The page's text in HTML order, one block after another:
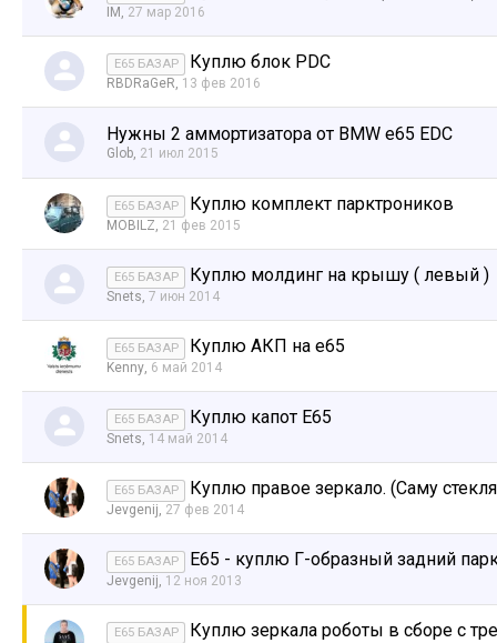
IM , 27 мар 2016
E65 БАЗАР Куплю блок PDC
RBDRaGeR, 13 фев 2016
Нужны 2 аммортизатора от BMW e65 EDC
Glob, 21 июл 2015
E65 БАЗАР Куплю комплект парктроников
MOBILZ, 21 фев 2015
E65 БАЗАР Куплю молдинг на крышу ( левый )
Snets, 7 июн 2014
E65 БАЗАР Куплю АКП на е65
Kenny, 6 май 2014
E65 БАЗАР Куплю капот E65
Snets, 14 май 2014
E65 БАЗАР Куплю правое зеркало. (Саму
Jevgenij, 27 фев 2014
E65 БАЗАР Е65 - куплю Г-образный задний
Jevgenij, 12 ноя 2013
E65 БАЗАР Куплю зеркала роботы в сборе с